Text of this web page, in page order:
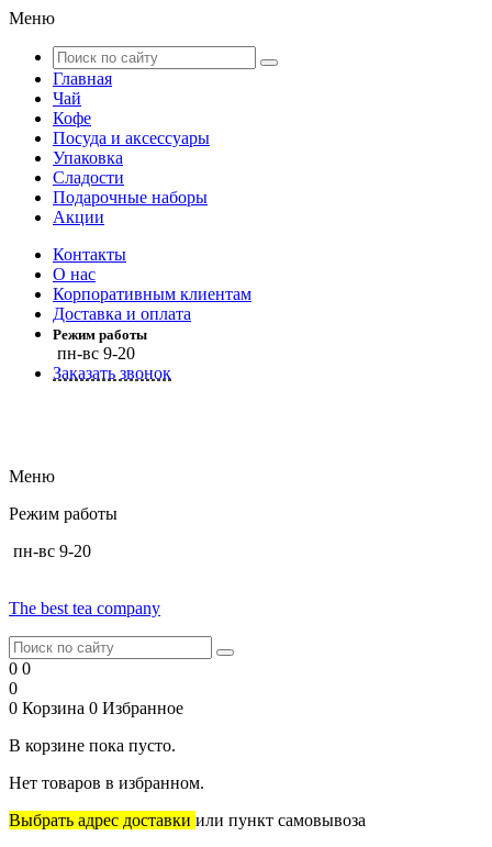
Меню
Главная
Чай
Кофе
Посуда и аксессуары
Упаковка
Сладости
Подарочные наборы
Акции
Контакты
О нас
Корпоративным клиентам
Доставка и оплата
Режим работы
пн-вс 9-20
Заказать звонок
Меню
Режим работы
пн-вс 9-20
The best tea company
0 0
0
0 Корзина 0 Избранное
В корзине пока пусто.
Нет товаров в избранном.
Выбрать адрес доставки или пункт самовывоза